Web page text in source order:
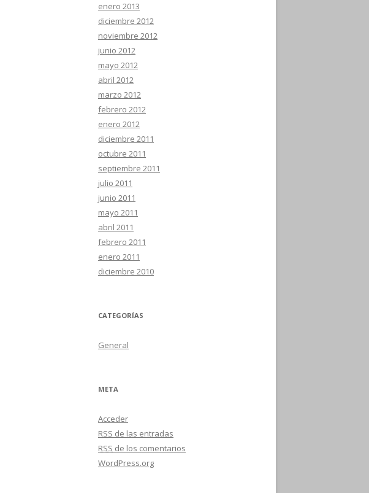
enero 2013
diciembre 2012
noviembre 2012
junio 2012
mayo 2012
abril 2012
marzo 2012
febrero 2012
enero 2012
diciembre 2011
octubre 2011
septiembre 2011
julio 2011
junio 2011
mayo 2011
abril 2011
febrero 2011
enero 2011
diciembre 2010
CATEGORÍAS
General
META
Acceder
RSS de las entradas
RSS de los comentarios
WordPress.org